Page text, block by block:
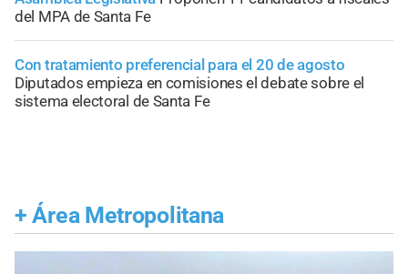
del MPA de Santa Fe
Con tratamiento preferencial para el 20 de agosto
Diputados empieza en comisiones el debate sobre el
sistema electoral de Santa Fe
+ Área Metropolitana